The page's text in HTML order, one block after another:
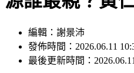
編輯：謝景沛
發佈時間：2026.06.11
最後更新時間：